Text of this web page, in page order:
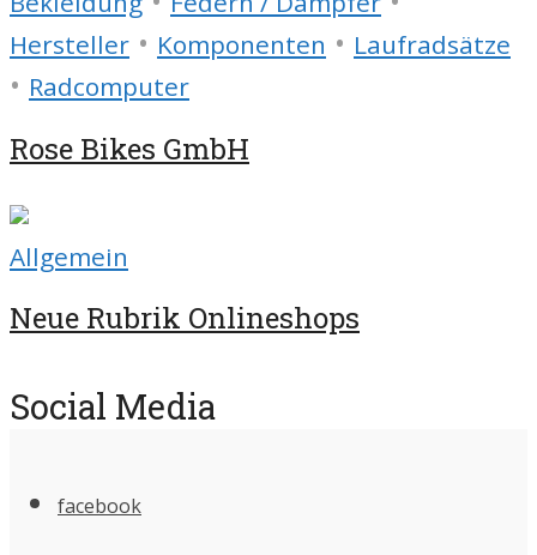
Hersteller • Komponenten • Laufradsätze
• Radcomputer
Rose Bikes GmbH
Allgemein
Neue Rubrik Onlineshops
Social Media
facebook